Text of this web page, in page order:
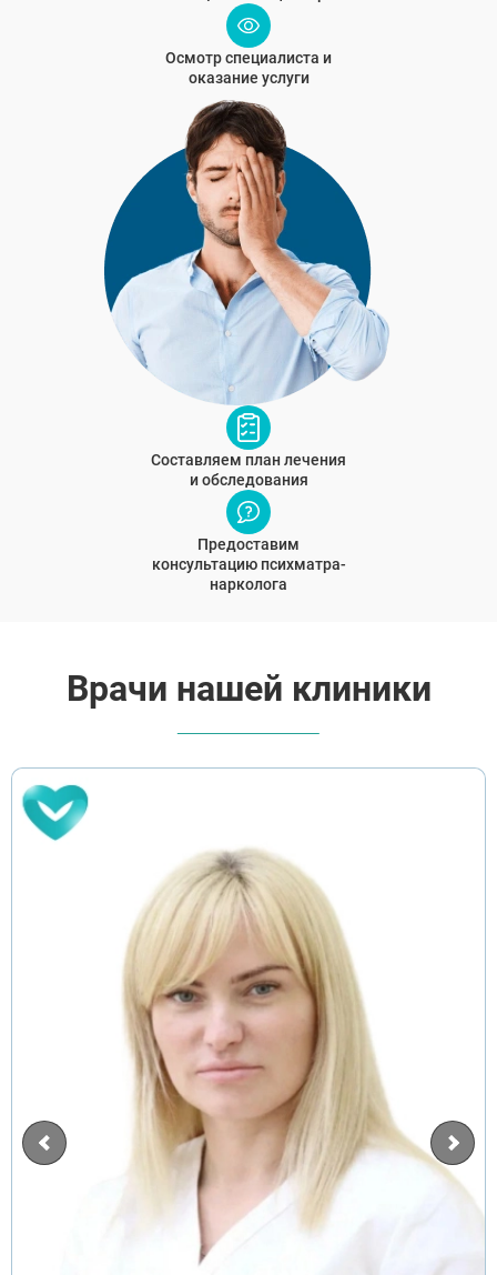
Осмотр специалиста и
оказание услуги
Составляем план лечения
и обследования
Предоставим
консультацию психматра-
нарколога
Врачи нашей клиники